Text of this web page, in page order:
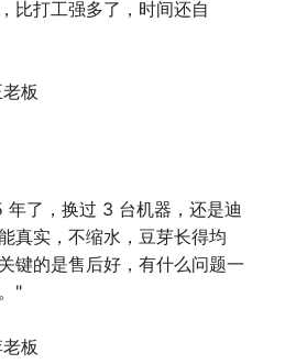
比打工强多了，时间还自
板
年了，换过 3 台机器，还是迪
真实，不缩水，豆芽长得均
键的是售后好，有什么问题一
"
板